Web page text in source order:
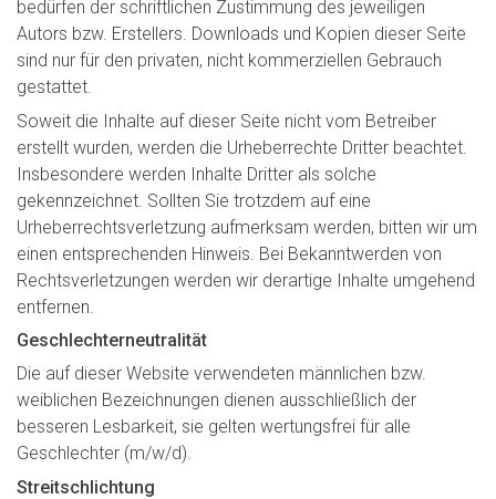
bedürfen der schriftlichen Zustimmung des jeweiligen
Autors bzw. Erstellers. Downloads und Kopien dieser Seite
sind nur für den privaten, nicht kommerziellen Gebrauch
gestattet.
Soweit die Inhalte auf dieser Seite nicht vom Betreiber
erstellt wurden, werden die Urheberrechte Dritter beachtet.
Insbesondere werden Inhalte Dritter als solche
gekennzeichnet. Sollten Sie trotzdem auf eine
Urheberrechtsverletzung aufmerksam werden, bitten wir um
einen entsprechenden Hinweis. Bei Bekanntwerden von
Rechtsverletzungen werden wir derartige Inhalte umgehend
entfernen.
Geschlechterneutralität
Die auf dieser Website verwendeten männlichen bzw.
weiblichen Bezeichnungen dienen ausschließlich der
besseren Lesbarkeit, sie gelten wertungsfrei für alle
Geschlechter (m/w/d).
Streitschlichtung